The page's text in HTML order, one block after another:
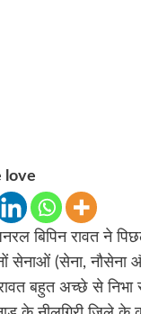
love
बिपिन रावत ने
सेनाओं (सेना, नौसेना
बहुत अच्छे से निभा